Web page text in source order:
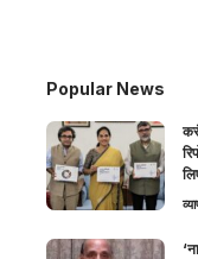
Popular News